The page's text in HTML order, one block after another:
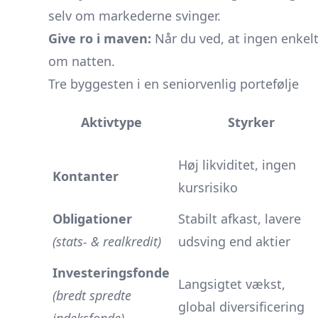
selv om markederne svinger.
Give ro i maven: Når du ved, at ingen
om natten.
Tre byggesten i en seniorvenlig portefølje
Aktivtype Styrker
Kontanter
Høj likviditet, ingen
kursrisiko
Obligationer
(stats- & realkredit)
Stabilt afkast, lavere
udsving end aktier
Investeringsfonde
(bredt spredte
Langsigtet vækst,
global diversificering